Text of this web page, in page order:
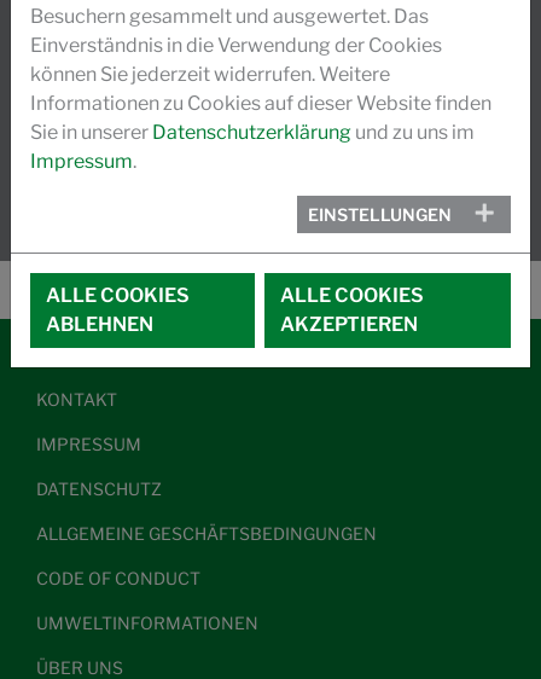
Tradition und durch ein hohes Maß an Forschungs-
und Entwicklungsaktivitäten sichergestellte
Innovation sichern unser dynamisches Wachstum.
MEHR LESEN
KONTAKT
IMPRESSUM
DATENSCHUTZ
ALLGEMEINE GESCHÄFTSBEDINGUNGEN
CODE OF CONDUCT
UMWELTINFORMATIONEN
ÜBER UNS
Besuchern gesammelt und ausgewertet. Das
Einverständnis in die Verwendung der Cookies
können Sie jederzeit widerrufen. Weitere
Informationen zu Cookies auf dieser Website finden
Sie in unserer Datenschutzerklärung und zu uns im
Impressum.
EINSTELLUNGEN
ALLE COOKIES
ABLEHNEN
ALLE COOKIES
AKZEPTIEREN